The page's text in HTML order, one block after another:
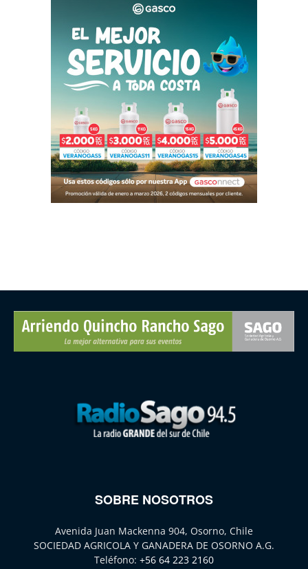
SOBRE NOSOTROS
Avenida Juan Mackenna 904, Osorno, Chile
SOCIEDAD AGRICOLA Y GANADERA DE OSORNO A.G.
Teléfono: +56 64 223 2160